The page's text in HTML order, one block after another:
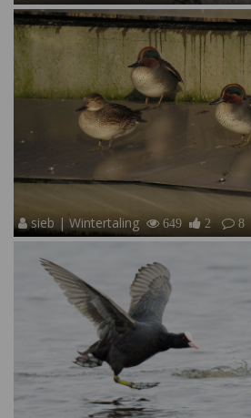
sieb | Wintertaling 649 2 8